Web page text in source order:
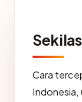
Sekilas
Cara
Indonesia,